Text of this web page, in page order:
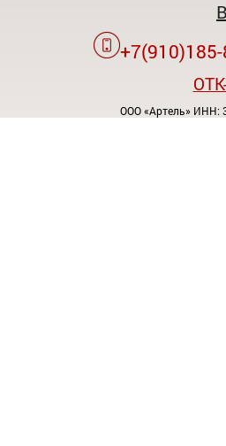
ООО «Артель» ИНН: